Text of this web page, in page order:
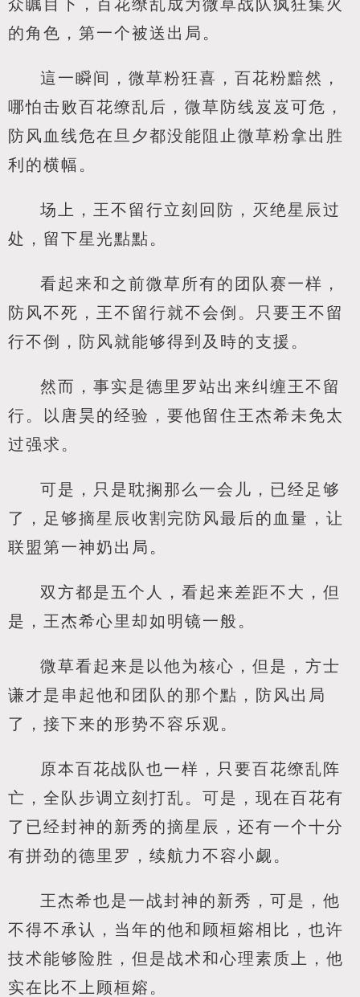
众瞩目下，百花缭乱成为微草战队疯狂集火
的角色，第一个被送出局。
這一瞬间，微草粉狂喜，百花粉黯然，
哪怕击败百花缭乱后，微草防线岌岌可危，
防风血线危在旦夕都没能阻止微草粉拿出胜
利的横幅。
场上，王不留行立刻回防，灭绝星辰过
处，留下星光點點。
看起来和之前微草所有的团队赛一样，
防风不死，王不留行就不会倒。只要王不留
行不倒，防风就能够得到及時的支援。
然而，事实是德里罗站出来纠缠王不留
行。以唐昊的经验，要他留住王杰希未免太
过强求。
可是，只是耽搁那么一会儿，已经足够
了，足够摘星辰收割完防风最后的血量，让
联盟第一神奶出局。
双方都是五个人，看起来差距不大，但
是，王杰希心里却如明镜一般。
微草看起来是以他为核心，但是，方士
谦才是串起他和团队的那个點，防风出局
了，接下来的形势不容乐观。
原本百花战队也一样，只要百花缭乱阵
亡，全队步调立刻打乱。可是，现在百花有
了已经封神的新秀的摘星辰，还有一个十分
有拼劲的德里罗，续航力不容小觑。
王杰希也是一战封神的新秀，可是，他
不得不承认，当年的他和顾桓嫆相比，也许
技术能够险胜，但是战术和心理素质上，他
实在比不上顾桓嫆。